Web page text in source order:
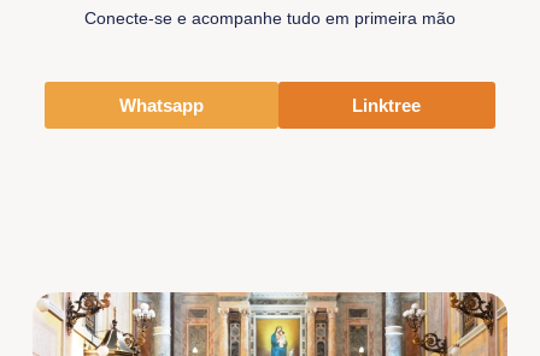
Conecte-se e acompanhe tudo em primeira mão
Whatsapp Linktree